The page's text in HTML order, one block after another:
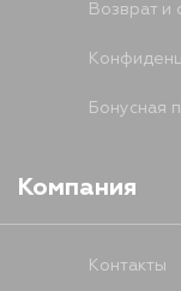
Возврат и
Бонусная
Компания
Контакты